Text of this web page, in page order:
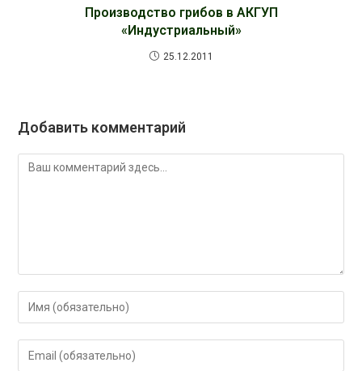
Производство грибов в АКГУП
«Индустриальный»
25.12.2011
Добавить комментарий
Комментарий
Введите
свое
имя
или
Введите